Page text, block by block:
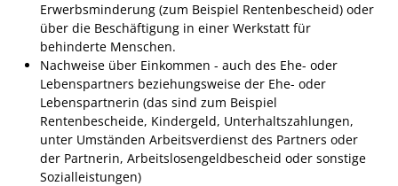
Steillagen/Weinberge
Pop-Up-Museum
Kerngeschichten
RADKultur in
Gemmrigheim
Erwerbsminderung (zum Beispiel Rentenbescheid) oder
über die Beschäftigung in einer Werkstatt für
behinderte Menschen.
Nachweise über Einkommen - auch des Ehe- oder
Lebenspartners beziehungsweise der Ehe- oder
Lebenspartnerin (das sind zum Beispiel
Rentenbescheide, Kindergeld, Unterhaltszahlungen,
unter Umständen Arbeitsverdienst des Partners oder
der Partnerin, Arbeitslosengeldbescheid oder sonstige
Sozialleistungen)